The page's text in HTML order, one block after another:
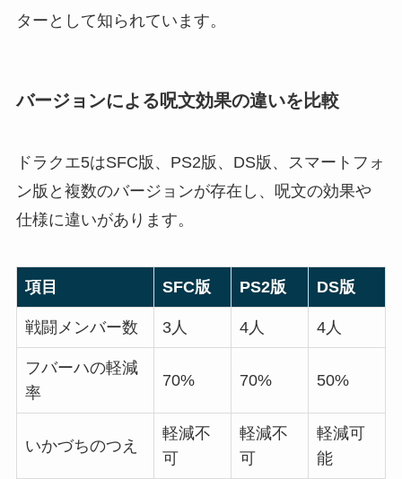
ターとして知られています。
バージョンによる呪文効果の違いを比較
ドラクエ5はSFC版、PS2版、DS版、スマートフォ
ン版と複数のバージョンが存在し、呪文の効果や
仕様に違いがあります。
項目 SFC版 PS2版 DS版
戦闘メンバー数 3人 4人 4人
フバーハの軽減
率
70% 70% 50%
いかづちのつえ
軽減不
可
軽減不
可
軽減可
能